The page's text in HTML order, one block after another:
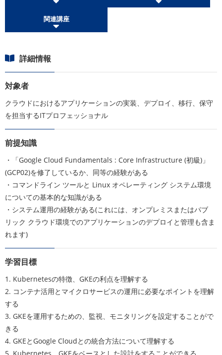
関連講座
詳細情報
対象者
クラウドにおけるアプリケーションの実装、デプロイ、移行、保守
を担当するITプロフェッショナル
前提知識
・「Google Cloud Fundamentals : Core Infrastructure (初級)」
(GCP02)を修了しているか、同等の経験がある
・コマンドライン ツールと Linux オペレーティング システム環境
についての基本的な知識がある
・システム運用の経験がある(これには、オンプレミスまたはパブ
リック クラウド環境でのアプリケーションのデプロイと管理も含ま
れます)
学習目標
1. Kubernetesの特徴、GKEの利点を理解する
2. コンテナ活用とマイクロサービスの運用に必要なポイントを理解
する
3. GKEを運用するための、監視、モニタリングを設定することがで
きる
4. GKEとGoogle Cloudとの統合方法について理解する